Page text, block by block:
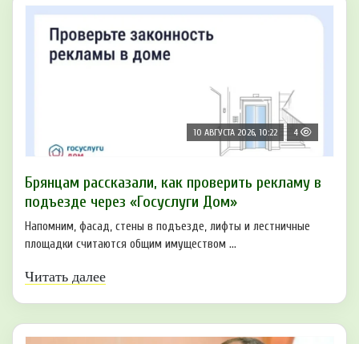
10 АВГУСТА 2026, 10:22 4
Брянцам рассказали, как проверить рекламу в
подъезде через «Госуслуги Дом»
Напомним, фасад, стены в подъезде, лифты и лестничные
площадки считаются общим имуществом ...
Читать далее